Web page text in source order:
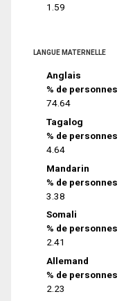
1.59
LANGUE MATERNELLE
Anglais
% de personnes
74.64
Tagalog
% de personnes
4.64
Mandarin
% de personnes
3.38
Somali
% de personnes
2.41
Allemand
% de personnes
2.23